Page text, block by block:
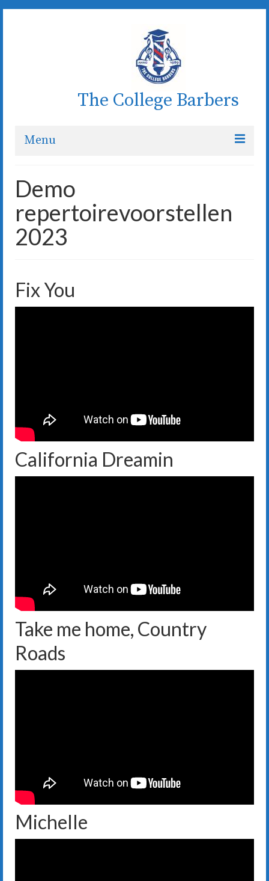
The College Barbers
Menu
Wie zijn wij
Koor
De dirigent
Over Barbershop
Contact
Ledendeel
Demo
repertoirevoorstellen
2023
Fix You
California Dreamin
Take me home, Country
Roads
Michelle